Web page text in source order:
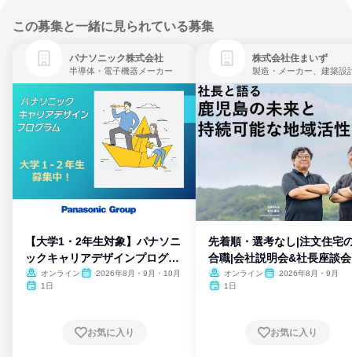
この募集と一緒に見られている募集
パナソニック株式会社
半導体・電子機器メーカー
【大学1・2年生対象】パナソニ
ックキャリアデザインプログラ
ム
オンライン
2026年8月・9月・10月
1日
お気に入り
株式会社住まいず
製造・メーカー、建築設
先着順・選考なし|注文住宅
合職|会社説明会&社長座談会
オンライン
2026年8月・9月
1日
お気に入り